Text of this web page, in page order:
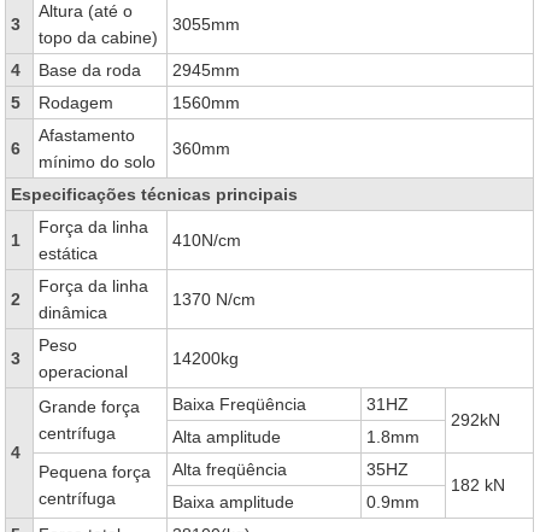
3
Altura (até o
topo da cabine)
3055mm
4 Base da roda
2945mm
5
Rodagem 1560mm
6
Afastamento
mínimo do solo
360mm
Especificações técnicas principais
1
Força da linha
estática
410N/cm
2
Força da linha
dinâmica
1370 N/cm
3
Peso
operacional
14200kg
4
Grande força
centrífuga
Baixa Freqüência
31HZ
292kN
Alta amplitude
1.8mm
Pequena força
centrífuga
Alta freqüência
35HZ
182 kN
Baixa amplitude
0.9mm